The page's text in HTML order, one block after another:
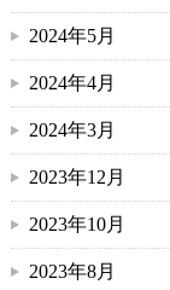
2024年5月
2024年4月
2024年3月
2023年12月
2023年10月
2023年8月